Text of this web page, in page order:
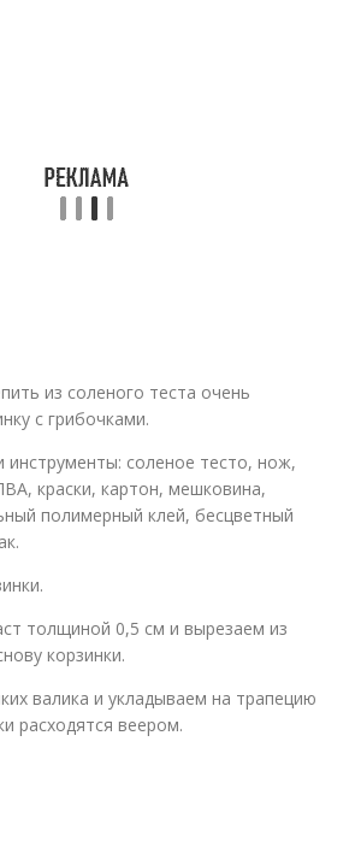
из соленого теста очень
с грибочками.
соленое тесто, нож,
краски, картон, мешковина,
полимерный клей, бесцветный
толщиной 0,5 см и вырезаем из
корзинки.
валика и укладываем на трапецию
расходятся веером.